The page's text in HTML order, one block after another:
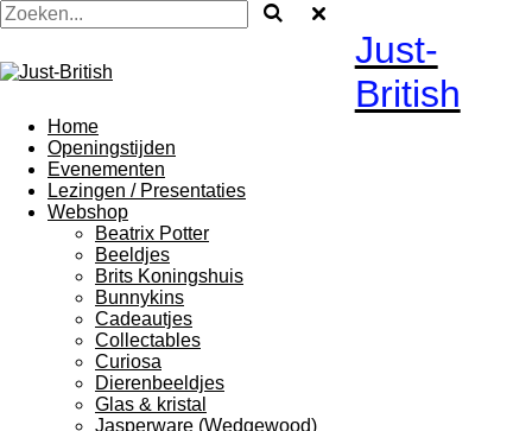
Just-
British
Home
Openingstijden
Evenementen
Lezingen / Presentaties
Webshop
Beatrix Potter
Beeldjes
Brits Koningshuis
Bunnykins
Cadeautjes
Collectables
Curiosa
Dierenbeeldjes
Glas & kristal
Jasperware (Wedgewood)